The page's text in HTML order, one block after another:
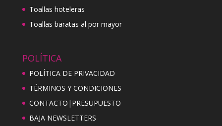
Toallas hoteleras
Toallas baratas al por mayor
POLÍTICA
POLÍTICA DE PRIVACIDAD
TÉRMINOS Y CONDICIONES
CONTACTO|PRESUPUESTO
BAJA NEWSLETTERS